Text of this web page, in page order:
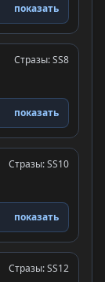
показать
Стразы: SS8
показать
Стразы: SS10
показать
Стразы: SS12